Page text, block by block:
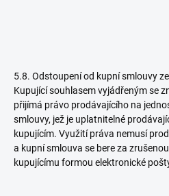
5.8. Odstoupení od kupní smlouvy
Kupující souhlasem vyjádřeným se
přijímá právo prodávajícího na
smlouvy, jež je uplatnitelné
kupujícím. Využití práva nemusí
a kupní smlouva se bere za
kupujícímu formou elektronické